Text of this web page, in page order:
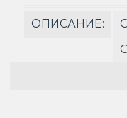
ОПИСАНИЕ: